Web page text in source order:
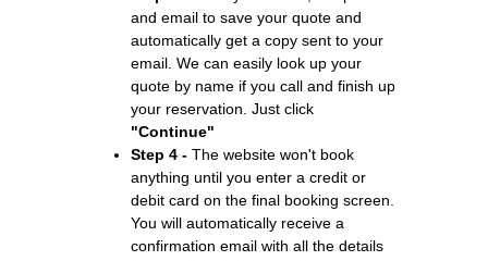
and email to save your quote and
automatically get a copy sent to your
email. We can easily look up your
quote by name if you call and finish up
your reservation. Just click
"Continue"
Step 4 - The website won't book
anything until you enter a credit or
debit card on the final booking screen.
You will automatically receive a
confirmation email with all the details